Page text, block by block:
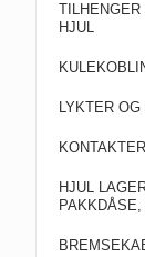
HJUL
LYKTER
HJUL